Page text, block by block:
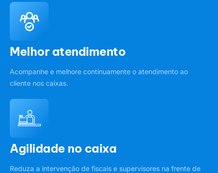
Melhor atendimento
Acompanhe e melhore continuamente o atendimento ao
cliente nos caixas.
Agilidade no caixa
Reduza a intervenção de fiscais e supervisores na frente de